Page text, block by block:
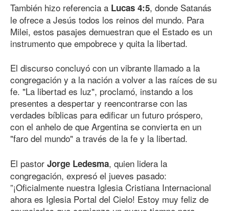
También hizo referencia a Lucas 4:5, donde Satanás
le ofrece a Jesús todos los reinos del mundo. Para
Milei, estos pasajes demuestran que el Estado es un
instrumento que empobrece y quita la libertad.
El discurso concluyó con un vibrante llamado a la
congregación y a la nación a volver a las raíces de su
fe. "La libertad es luz", proclamó, instando a los
presentes a despertar y reencontrarse con las
verdades bíblicas para edificar un futuro próspero,
con el anhelo de que Argentina se convierta en un
"faro del mundo" a través de la fe y la libertad.
El pastor Jorge Ledesma, quien lidera la
congregación, expresó el jueves pasado:
”¡Oficialmente nuestra Iglesia Cristiana Internacional
ahora es Iglesia Portal del Cielo! Estoy muy feliz de